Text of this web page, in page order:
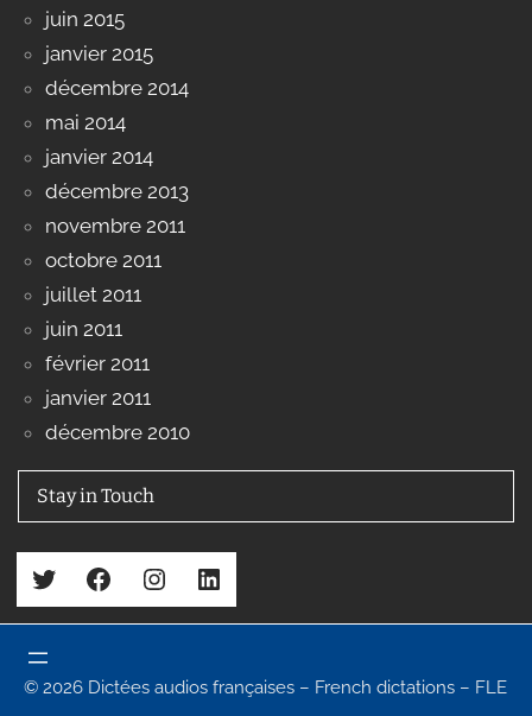
juin 2015
janvier 2015
décembre 2014
mai 2014
janvier 2014
décembre 2013
novembre 2011
octobre 2011
juillet 2011
juin 2011
février 2011
janvier 2011
décembre 2010
Stay in Touch
Twitter Facebook Instagram LinkedIn
© 2026 Dictées audios françaises – French dictations – FLE